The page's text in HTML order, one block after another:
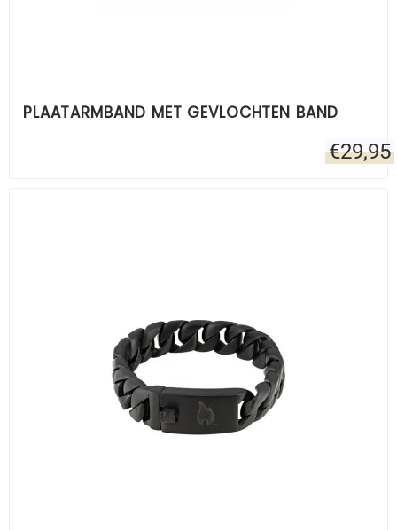
PLAATARMBAND MET GEVLOCHTEN BAND
€29,95